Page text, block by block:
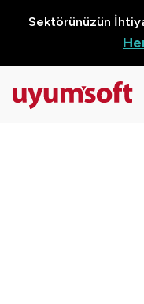
Sektörünüzün